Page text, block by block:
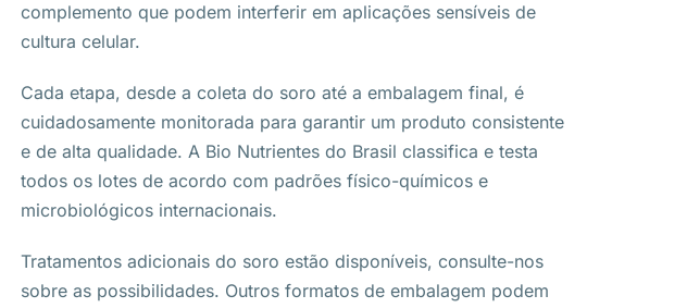
complemento que podem interferir em aplicações sensíveis de
cultura celular.
Cada etapa, desde a coleta do soro até a embalagem final, é
cuidadosamente monitorada para garantir um produto consistente
e de alta qualidade. A Bio Nutrientes do Brasil classifica e testa
todos os lotes de acordo com padrões físico-químicos e
microbiológicos internacionais.
Tratamentos adicionais do soro estão disponíveis, consulte-nos
sobre as possibilidades. Outros formatos de embalagem podem